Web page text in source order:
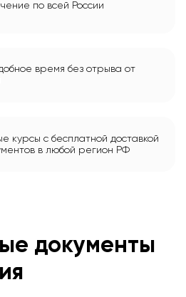
по всей России
время без отрыва от
курсы с бесплатной доставкой
в любой регион РФ
документы